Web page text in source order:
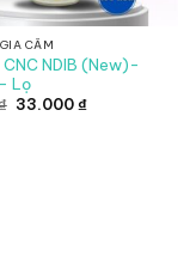
CẦM
NDIB (New)-
Lọ
Giá
33.000₫Giá